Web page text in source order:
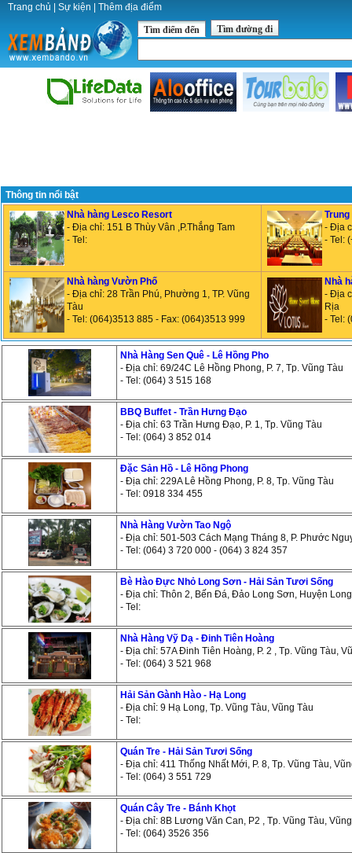
Trang chủ Sự kiện Thêm địa điểm
Tìm điểm đến Tìm đường đi
Thông tin nổi bật
Nhà hàng Lesco Resort
- Địa chỉ: 151 B Thùy Vân ,P.Thắng Tam
- Tel:
- Địa
- Tel:
Nhà hàng Vườn Phố
- Địa chỉ: 28 Trần Phú, Phường 1, TP. Vũng
Tàu
- Tel: (064)3513 885 - Fax: (064)3513 999
Nhà
- Địa
Rịa
- Tel:
Nhà Hàng Sen Quê - Lê Hồng Pho
- Địa chỉ: 69/24C Lê Hồng Phong, P. 7, Tp. Vũng Tàu
- Tel: (064) 3 515 168
BBQ Buffet - Trần Hưng Đạo
- Địa chỉ: 63 Trần Hưng Đạo, P. 1, Tp. Vũng Tàu
- Tel: (064) 3 852 014
Đặc Sản Hồ - Lê Hồng Phong
- Địa chỉ: 229A Lê Hồng Phong, P. 8, Tp. Vũng Tàu
- Tel: 0918 334 455
Nhà Hàng Vườn Tao Ngộ
- Địa chỉ: 501-503 Cách Mạng Tháng 8, P. Phước
- Tel: (064) 3 720 000 - (064) 3 824 357
Bè Hào Đực Nhỏ Long Sơn - Hải Sản Tươi Sống
- Địa chỉ: Thôn 2, Bến Đá, Đảo Long Sơn, Huyện
- Tel:
Nhà Hàng Vỹ Dạ - Đinh Tiên Hoàng
- Địa chỉ: 57A Đinh Tiên Hoàng, P. 2 , Tp. Vũng Tàu,
- Tel: (064) 3 521 968
Hải Sản Gành Hào - Hạ Long
- Địa chỉ: 9 Hạ Long, Tp. Vũng Tàu, Vũng Tàu
- Tel:
Quán Tre - Hải Sản Tươi Sống
- Địa chỉ: 411 Thống Nhất Mới, P. 8, Tp. Vũng Tàu,
- Tel: (064) 3 551 729
Quán Cây Tre - Bánh Khọt
- Địa chỉ: 8B Lương Văn Can, P2 , Tp. Vũng Tàu,
- Tel: (064) 3526 356